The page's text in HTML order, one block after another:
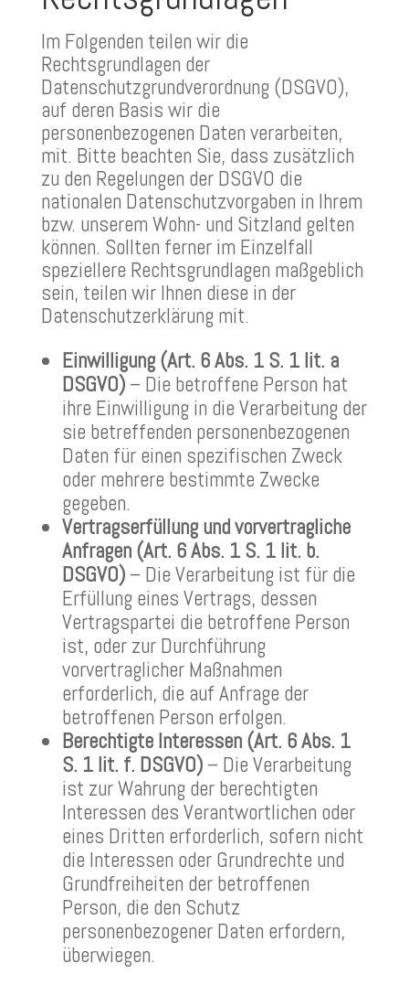
Im Folgenden teilen wir die
Rechtsgrundlagen der
Datenschutzgrundverordnung (DSGVO),
auf deren Basis wir die
personenbezogenen Daten verarbeiten,
mit. Bitte beachten Sie, dass zusätzlich
zu den Regelungen der DSGVO die
nationalen Datenschutzvorgaben in Ihrem
bzw. unserem Wohn- und Sitzland gelten
können. Sollten ferner im Einzelfall
speziellere Rechtsgrundlagen maßgeblich
sein, teilen wir Ihnen diese in der
Datenschutzerklärung mit.
Einwilligung (Art. 6 Abs. 1 S. 1 lit. a
DSGVO)– Die betroffene Person hat
ihre Einwilligung in die Verarbeitung der
sie betreffenden personenbezogenen
Daten für einen spezifischen Zweck
oder mehrere bestimmte Zwecke
gegeben.
Vertragserfüllung und vorvertragliche
Anfragen (Art. 6 Abs. 1 S. 1 lit. b.
DSGVO)– Die Verarbeitung ist für die
Erfüllung eines Vertrags, dessen
Vertragspartei die betroffene Person
ist, oder zur Durchführung
vorvertraglicher Maßnahmen
erforderlich, die auf Anfrage der
betroffenen Person erfolgen.
Berechtigte Interessen (Art. 6 Abs. 1
S. 1 lit. f. DSGVO)– Die Verarbeitung
ist zur Wahrung der berechtigten
Interessen des Verantwortlichen oder
eines Dritten erforderlich, sofern nicht
die Interessen oder Grundrechte und
Grundfreiheiten der betroffenen
Person, die den Schutz
personenbezogener Daten erfordern,
überwiegen.